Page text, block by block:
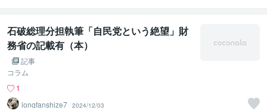
石破総理分担執筆「自民党という絶望」財
務省の記載有（本）
記事
コラム
1
longfanshize7 2024/12/03